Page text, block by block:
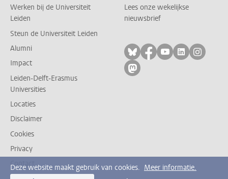
Werken bij de Universiteit
Leiden
Steun de Universiteit Leiden
Alumni
Impact
Leiden-Delft-Erasmus
Universities
Locaties
Disclaimer
Cookies
Privacy
Contact
Lees onze wekelijkse
nieuwsbrief
Volg ons op bluesky
Volg ons op
Volg ons op
Volg ons
Volg
Volg ons op mastodon
Deze website maakt gebruik van cookies. Meer informatie.